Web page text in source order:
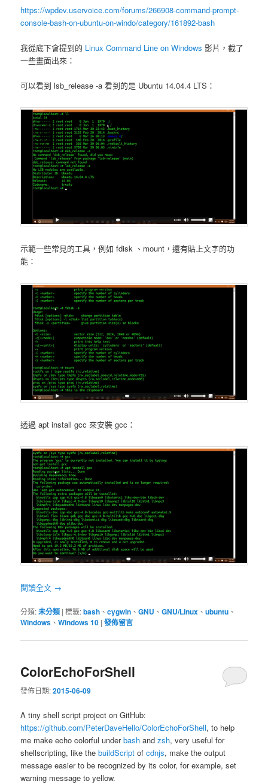
https://wpdev.uservoice.com/forums/266908-command-prompt-
console-bash-on-ubuntu-on-windo/category/161892-bash
我從底下會提到的 Linux Command Line on Windows 影片，截了
一些畫面出來：
可以看到 lsb_release -a 看到的是 Ubuntu 14.04.4 LTS：
示範一些常見的工具，例如 fdisk 、mount，還有貼上文字的功
能：
透過 apt install gcc 來安裝 gcc：
閱讀全文 →
分類:未分類 |標籤:bash 、cygwin 、GNU 、GNU/Linux 、ubuntu 、
Windows 、Windows 10 |發佈留言
ColorEchoForShell
發佈日期:2015-06-09
A tiny shell script project on GitHub:
https://github.com/PeterDaveHello/ColorEchoForShell, to help
me make echo colorful underbash andzsh, very useful for
shellscripting, like thebuildScriptofcdnjs, make the output
message easier to be recognized by its color, for example, set
warning message to yellow.